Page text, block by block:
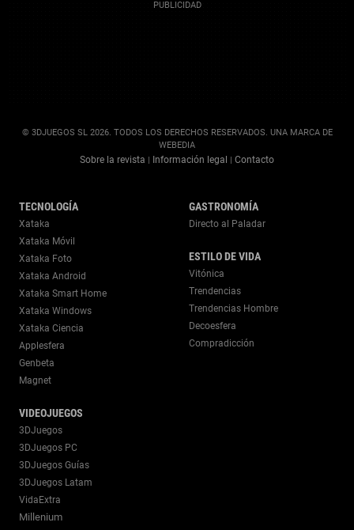
© 3DJUEGOS SL 2026. TODOS LOS DERECHOS RESERVADOS. UNA MARCA DE
WEBEDIA
Sobre la revista Información legal Contacto
TECNOLOGÍA
Xataka
Xataka Móvil
Xataka Foto
Xataka Android
Xataka Smart Home
Xataka Windows
Xataka Ciencia
Applesfera
Genbeta
Magnet
VIDEOJUEGOS
3DJuegos
3DJuegos PC
3DJuegos Guías
3DJuegos Latam
VidaExtra
Millenium
GASTRONOMÍA
Directo al Paladar
ESTILO DE VIDA
Vitónica
Trendencias
Trendencias Hombre
Decoesfera
Compradicción